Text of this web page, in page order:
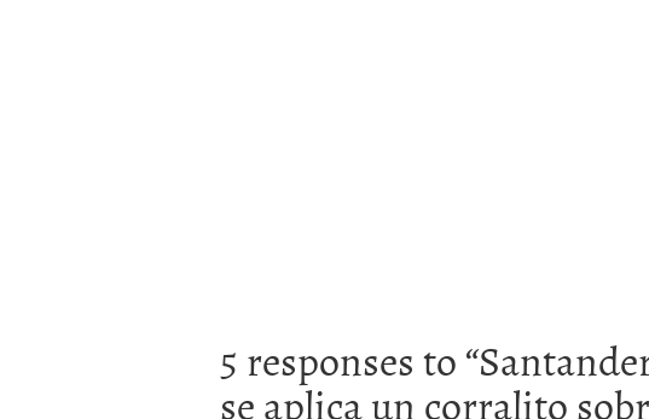
5 responses to “
se aplica un corralito